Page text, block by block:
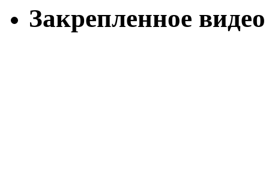
Закрепленное видео